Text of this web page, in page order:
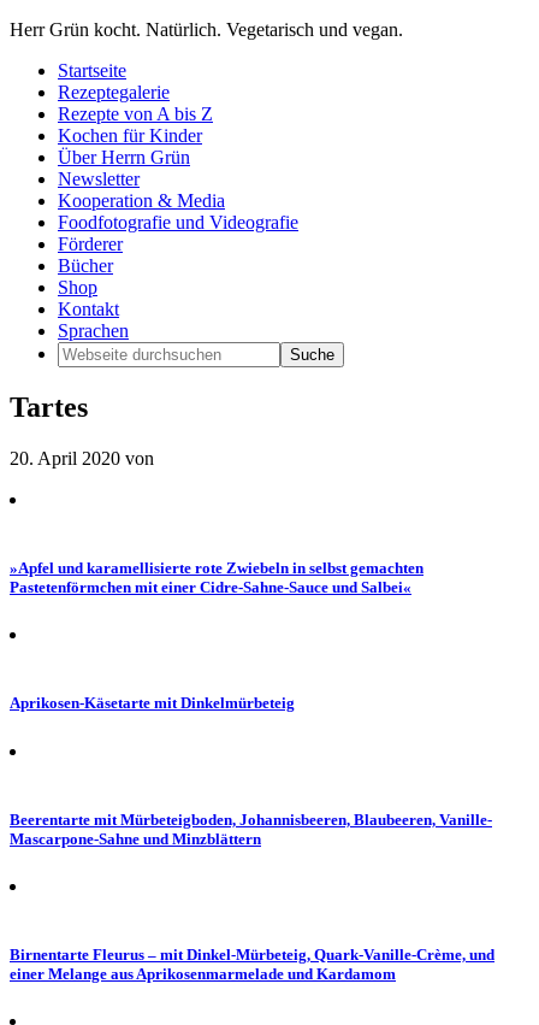
Herr Grün kocht. Natürlich. Vegetarisch und vegan.
Startseite
Rezeptegalerie
Rezepte von A bis Z
Kochen für Kinder
Über Herrn Grün
Newsletter
Kooperation & Media
Foodfotografie und Videografie
Förderer
Bücher
Shop
Kontakt
Sprachen
Tartes
20. April 2020 von
»Apfel und karamellisierte rote Zwiebeln in selbst gemachten
Pastetenförmchen mit einer Cidre-Sahne-Sauce und Salbei«
Aprikosen-Käsetarte mit Dinkelmürbeteig
Beerentarte mit Mürbeteigboden, Johannisbeeren, Blaubeeren, Vanille-
Mascarpone-Sahne und Minzblättern
Birnentarte Fleurus – mit Dinkel-Mürbeteig, Quark-Vanille-Crème, und
einer Melange aus Aprikosenmarmelade und Kardamom